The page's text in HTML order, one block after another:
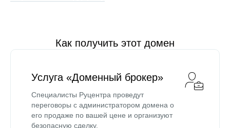
Как получить этот домен
Услуга «Доменный брокер»
Специалисты Руцентра проведут
переговоры с администратором домена о
его продаже по вашей цене и организуют
безопасную сделку.